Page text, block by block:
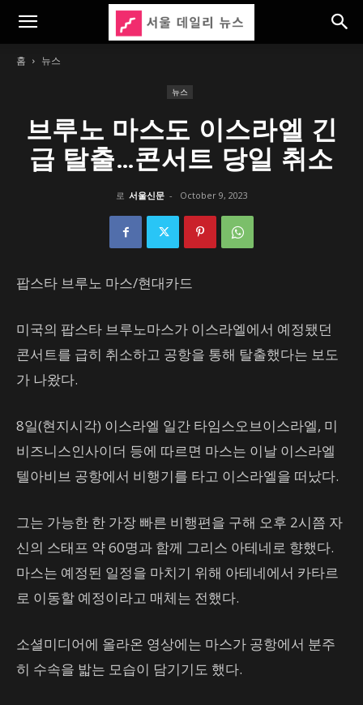
홈 뉴스
뉴스
브루노 마스도 이스라엘 긴
급 탈출…콘서트 당일 취소
로 서울신문 - October 9, 2023
팝스타 브루노 마스/현대카드
미국의 팝스타 브루노마스가 이스라엘에서 예정됐던
콘서트를 급히 취소하고 공항을 통해 탈출했다는 보도
가 나왔다.
8일(현지시각) 이스라엘 일간 타임스오브이스라엘, 미
비즈니스인사이더 등에 따르면 마스는 이날 이스라엘
텔아비브 공항에서 비행기를 타고 이스라엘을 떠났다.
그는 가능한 한 가장 빠른 비행편을 구해 오후 2시쯤 자
신의 스태프 약 60명과 함께 그리스 아테네로 향했다.
마스는 예정된 일정을 마치기 위해 아테네에서 카타르
로 이동할 예정이라고 매체는 전했다.
소셜미디어에 올라온 영상에는 마스가 공항에서 분주
히 수속을 밟는 모습이 담기기도 했다.